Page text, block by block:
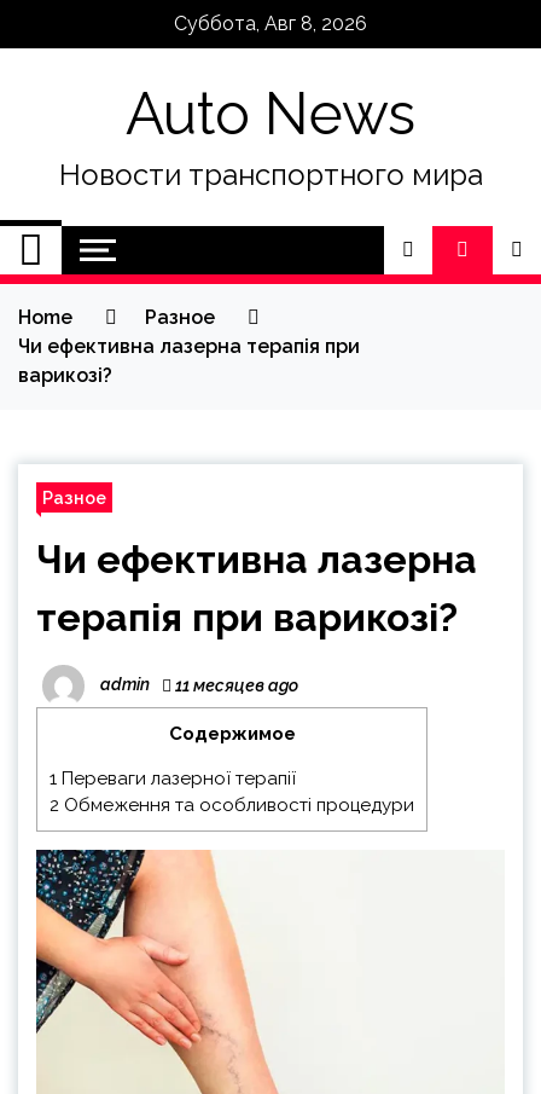
Суббота, Авг 8, 2026
Auto News
Новости транспортного мира
Home
Разное
Чи ефективна лазерна терапія при
варикозі?
Разное
Чи ефективна лазерна
терапія при варикозі?
admin 11 месяцев ago
Содержимое
1 Переваги лазерної терапії
2 Обмеження та особливості процедури